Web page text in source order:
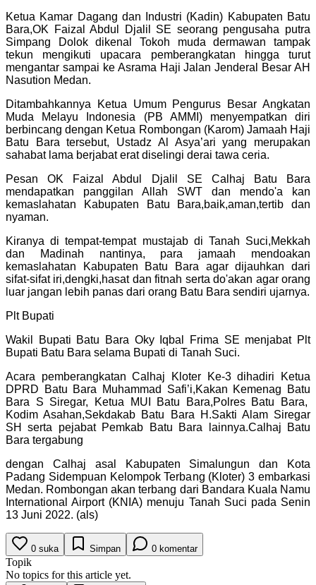
Ketua Kamar Dagang dan Industri (Kadin) Kabupaten Batu
Bara,OK Faizal Abdul Djalil SE seorang pengusaha putra
Simpang Dolok dikenal Tokoh muda dermawan tampak
tekun mengikuti upacara pemberangkatan hingga turut
mengantar sampai ke Asrama Haji Jalan Jenderal Besar AH
Nasution Medan.
Ditambahkannya Ketua Umum Pengurus Besar Angkatan
Muda Melayu Indonesia (PB AMMI) menyempatkan diri
berbincang dengan Ketua Rombongan (Karom) Jamaah Haji
Batu Bara tersebut, Ustadz Al Asya’ari yang merupakan
sahabat lama berjabat erat diselingi derai tawa ceria.
Pesan OK Faizal Abdul Djalil SE Calhaj Batu Bara
mendapatkan panggilan Allah SWT dan mendo'a kan
kemaslahatan Kabupaten Batu Bara,baik,aman,tertib dan
nyaman.
Kiranya di tempat-tempat mustajab di Tanah Suci,Mekkah
dan Madinah nantinya, para jamaah mendoakan
kemaslahatan Kabupaten Batu Bara agar dijauhkan dari
sifat-sifat iri,dengki,hasat dan fitnah serta do'akan agar orang
luar jangan lebih panas dari orang Batu Bara sendiri ujarnya.
Plt Bupati
Wakil Bupati Batu Bara Oky Iqbal Frima SE menjabat Plt
Bupati Batu Bara selama Bupati di Tanah Suci.
Acara pemberangkatan Calhaj Kloter Ke-3 dihadiri Ketua
DPRD Batu Bara Muhammad Safi’i,Kakan Kemenag Batu
Bara S Siregar, Ketua MUI Batu Bara,Polres Batu Bara,
Kodim Asahan,Sekdakab Batu Bara H.Sakti Alam Siregar
SH serta pejabat Pemkab Batu Bara lainnya.Calhaj Batu
Bara tergabung
dengan Calhaj asal Kabupaten Simalungun dan Kota
Padang Sidempuan Kelompok Terbang (Kloter) 3 embarkasi
Medan. Rombongan akan terbang dari Bandara Kuala Namu
International Airport (KNIA) menuju Tanah Suci pada Senin
13 Juni 2022. (als)
0 suka Simpan 0 komentar
Topik
No topics for this article yet.